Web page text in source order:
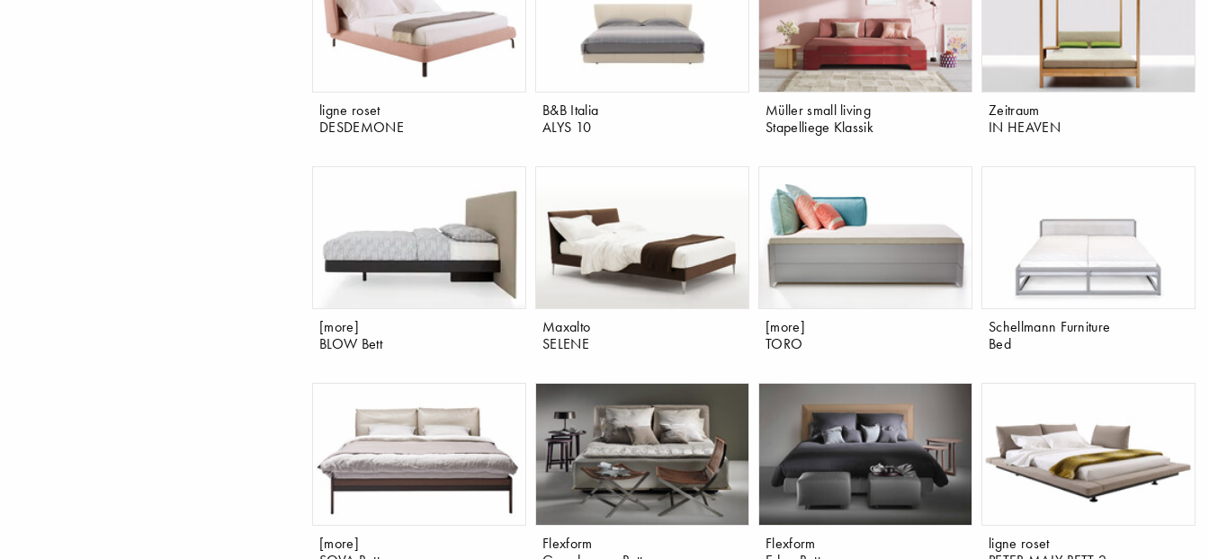
ligne roset
DESDEMONE
B&B Italia
ALYS 10
Müller small living
Stapelliege Klassik
Zeitraum
IN HEAVEN
[more]
BLOW Bett
Maxalto
SELENE
[more]
TORO
Schellmann Furniture
Bed
[more]
Flexform
Flexform
ligne roset